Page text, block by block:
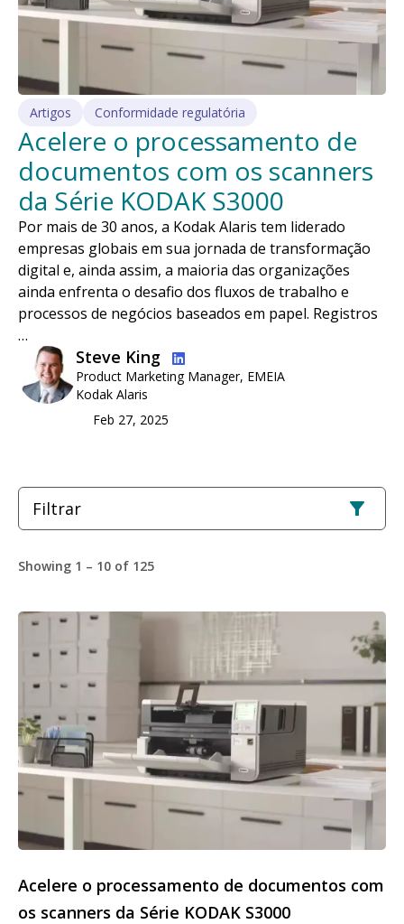
Artigos Conformidade regulatória
Acelere o processamento de
documentos com os scanners
da Série KODAK S3000
Por mais de 30 anos, a Kodak Alaris tem liderado
empresas globais em sua jornada de transformação
digital e, ainda assim, a maioria das organizações
ainda enfrenta o desafio dos fluxos de trabalho e
processos de negócios baseados em papel. Registros
…
Imagem
Steve King
Product Marketing Manager, EMEIA
Kodak Alaris
Feb 27, 2025
Filtrar
Showing 1 – 10 of 125
Acelere o processamento de documentos com
os scanners da Série KODAK S3000